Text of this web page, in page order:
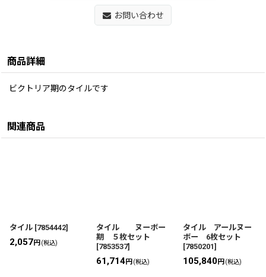
お問い合わせ
商品詳細
ビクトリア期のタイルです
関連商品
タイル [7854442]
2,057円 (税込)
タイル ヌーボー
期 ５枚セット
[7853537]
61,714円 (税込)
タイル アールヌー
ボー 6枚セット
[7850201]
105,840円 (税込)